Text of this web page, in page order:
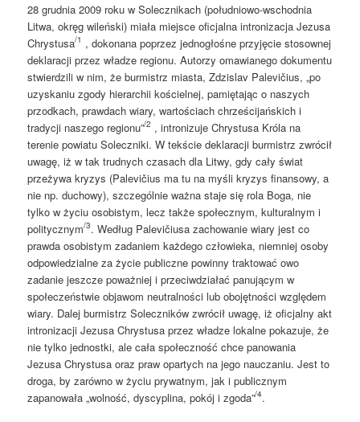
28 grudnia 2009 roku w Solecznikach (południowo-wschodnia
Litwa, okręg wileński) miała miejsce oficjalna intronizacja Jezusa
Chrystusa/1 , dokonana poprzez jednogłośne przyjęcie stosownej
deklaracji przez władze regionu. Autorzy omawianego dokumentu
stwierdzili w nim, że burmistrz miasta, Zdzislav Palevičius, „po
uzyskaniu zgody hierarchii kościelnej, pamiętając o naszych
przodkach, prawdach wiary, wartościach chrześcijańskich i
tradycji naszego regionu”/2 , intronizuje Chrystusa Króla na
terenie powiatu Soleczniki. W tekście deklaracji burmistrz zwrócił
uwagę, iż w tak trudnych czasach dla Litwy, gdy cały świat
przeżywa kryzys (Palevičius ma tu na myśli kryzys finansowy, a
nie np. duchowy), szczególnie ważna staje się rola Boga, nie
tylko w życiu osobistym, lecz także społecznym, kulturalnym i
politycznym/3. Według Palevičiusa zachowanie wiary jest co
prawda osobistym zadaniem każdego człowieka, niemniej osoby
odpowiedzialne za życie publiczne powinny traktować owo
zadanie jeszcze poważniej i przeciwdziałać panującym w
społeczeństwie objawom neutralności lub obojętności względem
wiary. Dalej burmistrz Soleczników zwrócił uwagę, iż oficjalny akt
intronizacji Jezusa Chrystusa przez władze lokalne pokazuje, że
nie tylko jednostki, ale cała społeczność chce panowania
Jezusa Chrystusa oraz praw opartych na jego nauczaniu. Jest to
droga, by zarówno w życiu prywatnym, jak i publicznym
zapanowała „wolność, dyscyplina, pokój i zgoda”/4.